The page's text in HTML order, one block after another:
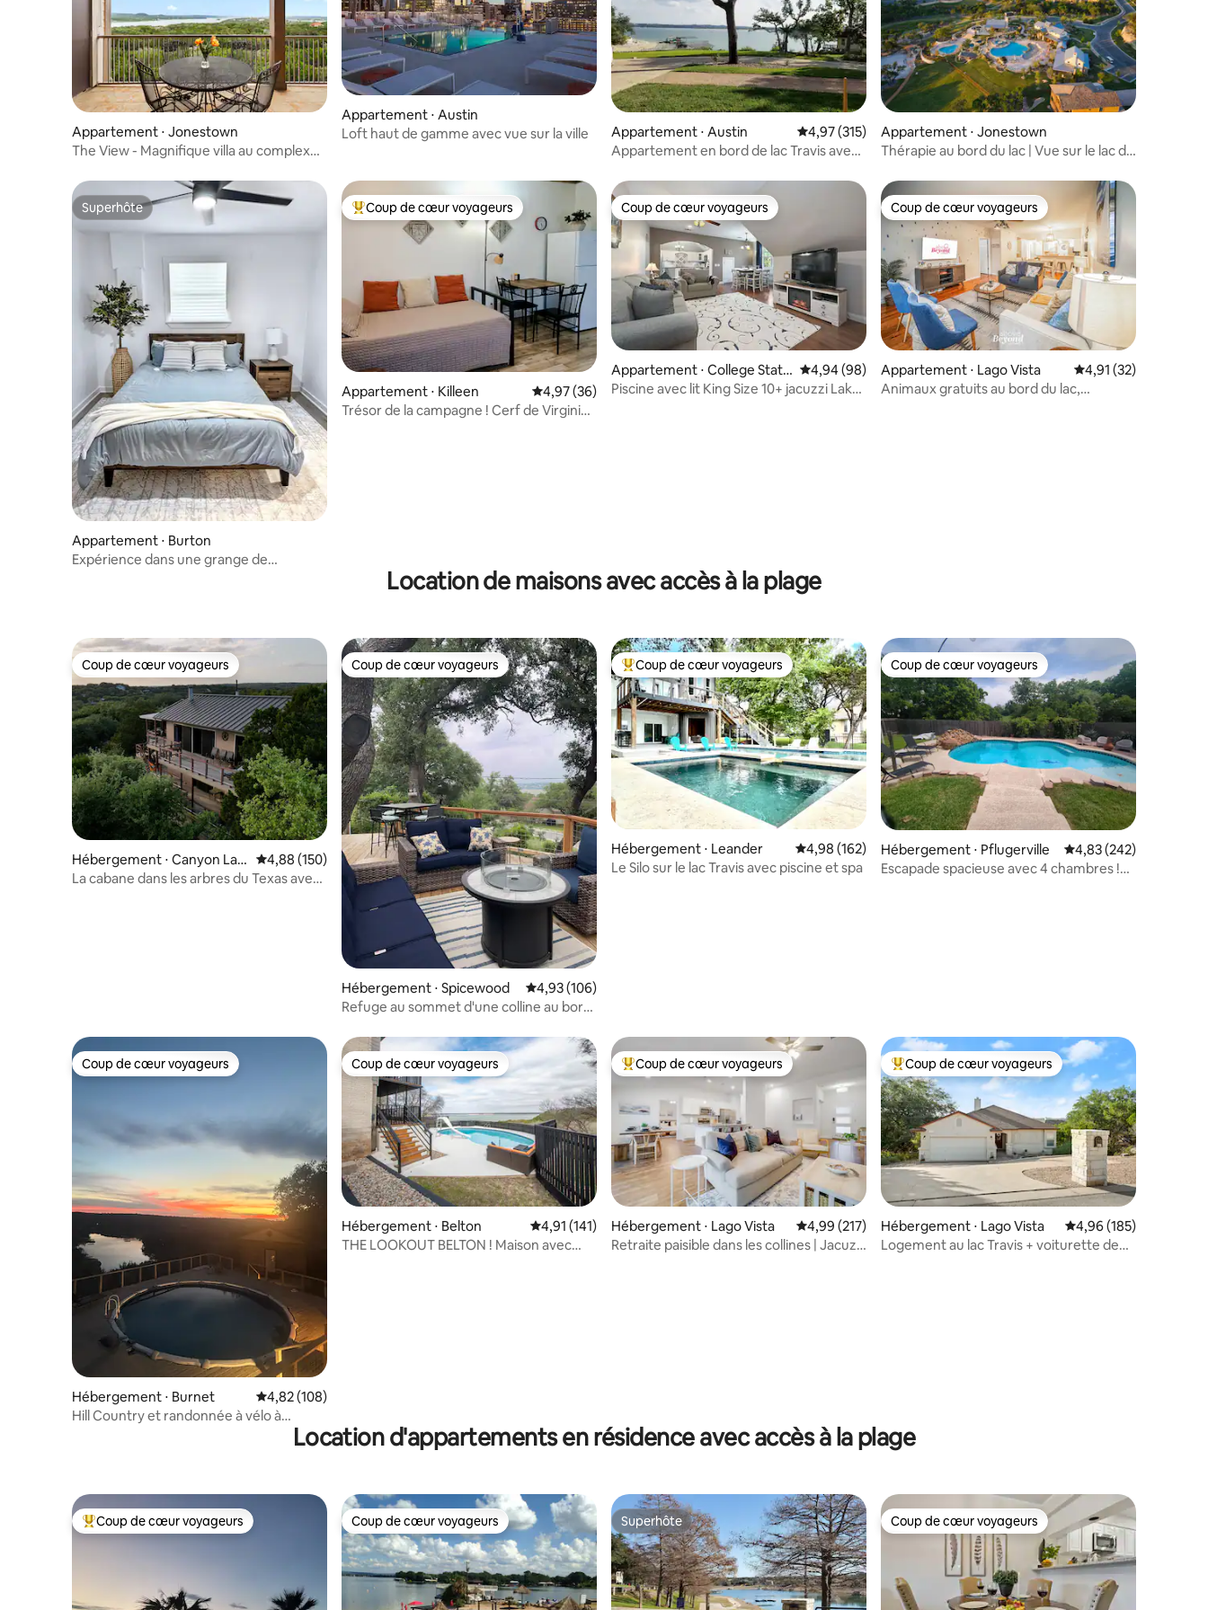
Appartement ⋅ Jonestown
The View - Magnifique villa au complexe
Appartement ⋅ Austin
Loft haut de gamme avec vue sur la ville
Appartement ⋅ Austin Évaluation moyenne sur la base de 315 commentaires : 4,97 sur 5
4,97 (315)
Appartement en bord de lac Travis avec
Appartement ⋅ Jonestown
Thérapie au bord du lac | Vue sur le lac de
Superhôte
Superhôte
Appartement ⋅ Burton
Expérience dans une grange de
Coups de cœur voyageurs les plus appréciés
Coup de cœur voyageurs
Appartement ⋅ Killeen Évaluation moyenne sur la base de 36 commentaires : 4,97 sur 5
4,97 (36)
Trésor de la campagne ! Cerf de Virginie -
Coup de cœur voyageurs
Coup de cœur voyageurs
Appartement ⋅ College Stati
on
Évaluation moyenne sur la base de 98 commentaires : 4,94 sur 5
4,94 (98)
Piscine avec lit King Size 10+ jacuzzi Lake
Coup de cœur voyageurs
Coup de cœur voyageurs
Appartement ⋅ Lago Vista Évaluation moyenne
4,91 (32)
Animaux gratuits au bord du lac,
Location de maisons avec accès à la plage
Coup de cœur voyageurs
Coup de cœur voyageurs
Hébergement ⋅ Canyon Lak
e
Évaluation moyenne sur la base de 150 commentaires : 4,88 sur 5
4,88 (150)
La cabane dans les arbres du Texas avec
Coup de cœur voyageurs
Coup de cœur voyageurs
Hébergement ⋅ Spicewood Évaluation moyenne sur la base de 106 commentaires : 4,93 sur 5
4,93 (106)
Refuge au sommet d'une colline au bord
Coups de cœur voyageurs les plus appréciés
Coup de cœur voyageurs
Hébergement ⋅ Leander Évaluation moyenne sur la base de 162 commentaires : 4,98 sur 5
4,98 (162)
Le Silo sur le lac Travis avec piscine et spa
Coup de cœur voyageurs
Coup de cœur voyageurs
Hébergement ⋅ Pflugerville Évaluation moyenne
4,83 (242)
Escapade spacieuse avec 4 chambres !
Coup de cœur voyageurs
Coup de cœur voyageurs
Hébergement ⋅ Burnet Évaluation moyenne sur la base de 108 commentaires : 4,82 sur 5
4,82 (108)
Hill Country et randonnée à vélo à
Coup de cœur voyageurs
Coup de cœur voyageurs
Hébergement ⋅ Belton Évaluation moyenne sur la base de 141 commentaires : 4,91 sur 5
4,91 (141)
THE LOOKOUT BELTON ! Maison avec
Coups de cœur voyageurs les plus appréciés
Coup de cœur voyageurs
Hébergement ⋅ Lago Vista Évaluation moyenne sur la base de 217 commentaires : 4,99 sur 5
4,99 (217)
Retraite paisible dans les collines | Jacuzzi
Coups de cœur voyageurs les plus appréciés
Coup de cœur voyageurs
Hébergement ⋅ Lago Vista Évaluation moyenne
4,96 (185)
Logement au lac Travis + voiturette de
Location d'appartements en résidence avec accès à la plage
Coups de cœur voyageurs les plus appréciés
Coup de cœur voyageurs Coup de cœur voyageurs
Coup de cœur voyageurs Superhôte
Superhôte Coup de cœur voyageurs
Coup de cœur voyageurs